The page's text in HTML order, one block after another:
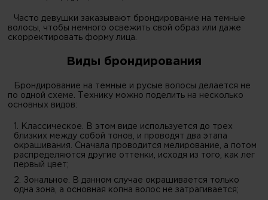
Часто девушки заказывают брондирование на темные
волосы, чтобы немного освежить свой образ или даже
скорректировать форму лица.
Виды брондирования
Брондирование на темные и русые волосы делается не
по одной схеме. Технику можно поделить на несколько
основных видов:
1. Классическое. В этом виде используется до трех
близких между собой тонов, и проводят два этапа
окрашивания. Сначала проводится мелирование, а потом
распределяются другие оттенки, исходя из того, как лег
первый цвет;
2. Зональное. В данном случае окрашивается только
одна зона, а основная копна волос не затрагивается;